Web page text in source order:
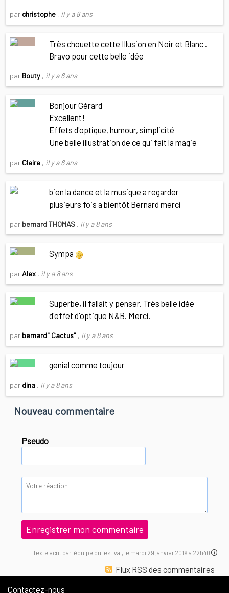
par christophe , il y a 8 ans
Très chouette cette Illusion en Noir et Blanc .
Bravo pour cette belle idée
par Bouty , il y a 8 ans
Bonjour Gérard
Excellent!
Effets d'optique, humour, simplicité
Une belle illustration de ce qui fait la magie
par Claire , il y a 8 ans
bien la dance et la musique a regarder
plusieurs fois a bientôt Bernard merci
par bernard THOMAS , il y a 8 ans
Sympa
parAlex , il y a 8 ans
Superbe, il fallait y penser. Très belle idée
d'effet d'optique N&B. Merci.
par bernard" Cactus" , il y a 8 ans
genial comme toujour
par dina , il y a 8 ans
Nouveau commentaire
Pseudo
Texte écrit par l'équipe du festival, le mardi 29 janvier 2019 à 22h40
Flux RSS des commentaires
Contactez-nous